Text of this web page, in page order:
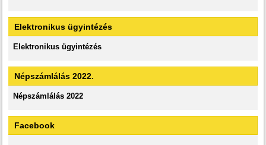
Elektronikus ügyintézés
Elektronikus ügyintézés
Népszámlálás 2022.
Népszámlálás 2022
Facebook